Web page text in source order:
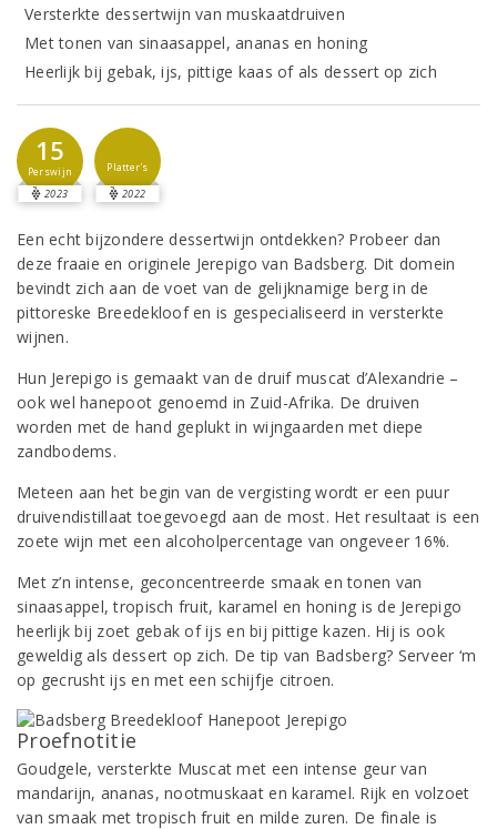
Versterkte dessertwijn van muskaatdruiven
Met tonen van sinaasappel, ananas en honing
Heerlijk bij gebak, ijs, pittige kaas of als dessert op zich
15
Perswijn
2023
Platter's
2022
Een echt bijzondere dessertwijn ontdekken? Probeer dan
deze fraaie en originele Jerepigo van Badsberg. Dit domein
bevindt zich aan de voet van de gelijknamige berg in de
pittoreske Breedekloof en is gespecialiseerd in versterkte
wijnen.
Hun Jerepigo is gemaakt van de druif muscat d’Alexandrie –
ook wel hanepoot genoemd in Zuid-Afrika. De druiven
worden met de hand geplukt in wijngaarden met diepe
zandbodems.
Meteen aan het begin van de vergisting wordt er een puur
druivendistillaat toegevoegd aan de most. Het resultaat is een
zoete wijn met een alcoholpercentage van ongeveer 16%.
Met z’n intense, geconcentreerde smaak en tonen van
sinaasappel, tropisch fruit, karamel en honing is de Jerepigo
heerlijk bij zoet gebak of ijs en bij pittige kazen. Hij is ook
geweldig als dessert op zich. De tip van Badsberg? Serveer ‘m
op gecrusht ijs en met een schijfje citroen.
Proefnotitie
Goudgele, versterkte Muscat met een intense geur van
mandarijn, ananas, nootmuskaat en karamel. Rijk en volzoet
van smaak met tropisch fruit en milde zuren. De finale is